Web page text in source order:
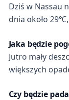
Dziś w Nassau
dnia około
Jaka będzie
Jutro mały
większych
Czy będzie